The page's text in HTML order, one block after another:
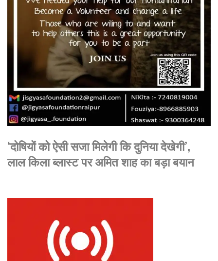
‘दोषियों को ऐसी सजा मिलेगी कि दुनिया देखेगी’,
लाल किला ब्लास्ट पर अमित शाह का बड़ा बयान